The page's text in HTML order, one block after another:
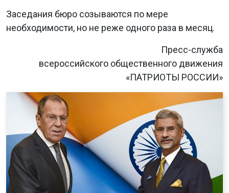
Заседания бюро созываются по мере
необходимости, но не реже одного раза в месяц.
Пресс-служба
всероссийского общественного движения
«ПАТРИОТЫ РОССИИ»